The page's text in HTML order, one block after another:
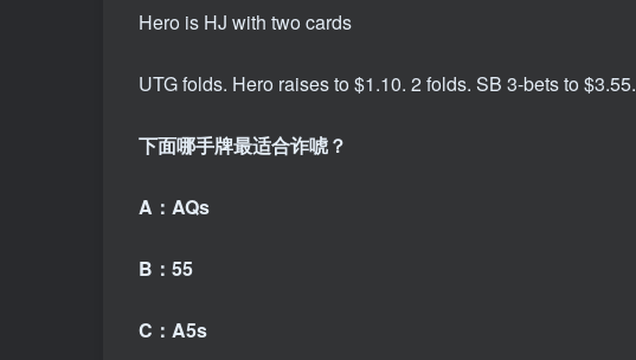
Hero is HJ with two cards
UTG folds. Hero raises to $1.10. 2 folds. SB 3-bets to
下面哪手牌最适合诈唬？
A：AQs
B：55
C：A5s